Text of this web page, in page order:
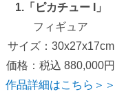
1.「ピカチュー I」
フィギュア
サイズ：30x27x17cm
価格：税込 880,000円
作品詳細はこちら＞＞